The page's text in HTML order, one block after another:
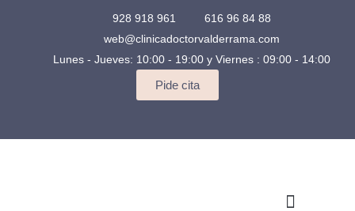
928 918 961
616 96 84 88
web@clinicadoctorvalderrama.com
Lunes - Jueves: 10:00 - 19:00 y Viernes : 09:00 - 14:00
Pide cita